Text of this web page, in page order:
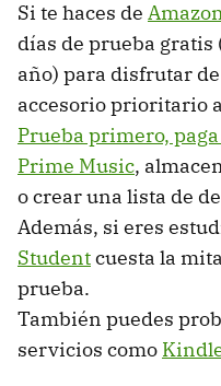
Si te haces de
días de prueba gratis
año) para disfrutar
accesorio prioritario
Prueba primero,
Prime Music,
o crear una lista de
Además, si eres
Studentcuesta la
prueba.
También puedes
servicios como